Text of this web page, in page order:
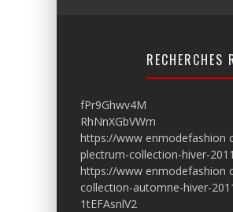
RECHERCHES
fPr9Ghwv4M
RhNnXGbVWm
https://www enmodefashion
plectrum-collection-hiver-2011
https://www enmodefashion
collection-automne-hiver-
1tEFAsnlV2